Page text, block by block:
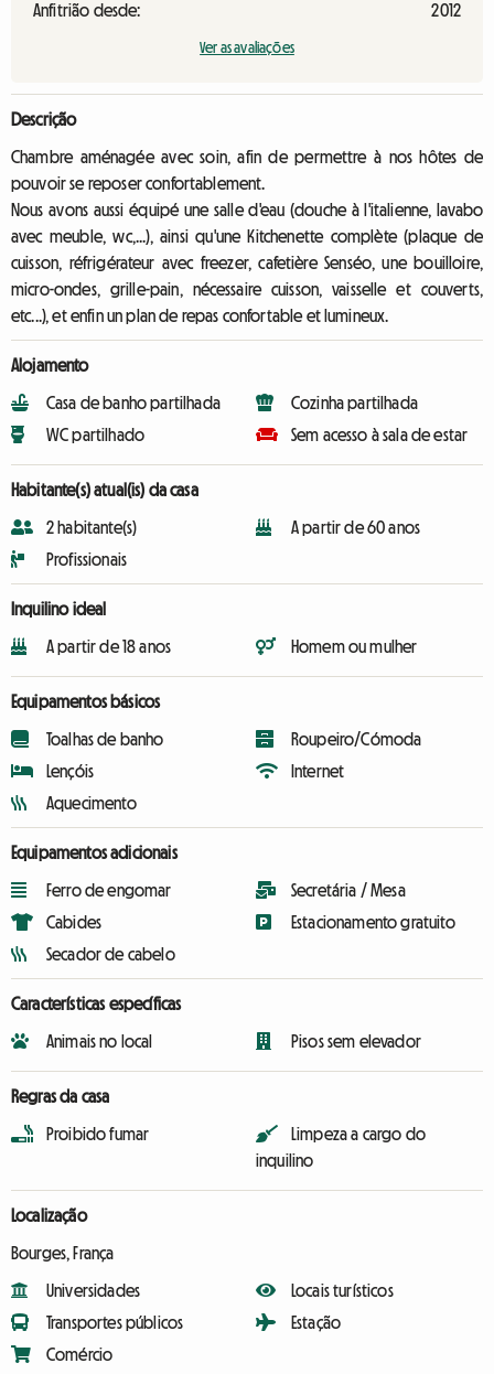
Anfitrião desde:
2012
Ver as avaliações
Descrição
Chambre aménagée avec soin, afin de permettre à nos hôtes de
pouvoir se reposer confortablement.
Nous avons aussi équipé une salle d'eau (douche à l'italienne, lavabo
avec meuble, wc,...), ainsi qu'une Kitchenette complète (plaque de
cuisson, réfrigérateur avec freezer, cafetière Senséo, une bouilloire,
micro-ondes, grille-pain, nécessaire cuisson, vaisselle et couverts,
etc...), et enfin un plan de repas confortable et lumineux.
Alojamento
Casa de banho partilhada
WC partilhado
Cozinha partilhada
Sem acesso à sala de estar
Habitante(s) atual(is) da casa
2 habitante(s)
Profissionais
A partir de 60 anos
Inquilino ideal
A partir de 18 anos Homem ou mulher
Equipamentos básicos
Toalhas de banho
Lençóis
Aquecimento
Roupeiro/Cómoda
Internet
Equipamentos adicionais
Ferro de engomar
Cabides
Secador de cabelo
Secretária / Mesa
Estacionamento gratuito
Características específicas
Animais no local Pisos sem elevador
Regras da casa
Proibido fumar
Limpeza a cargo do
inquilino
Localização
Bourges, França
Universidades
Transportes públicos
Comércio
Locais turísticos
Estação